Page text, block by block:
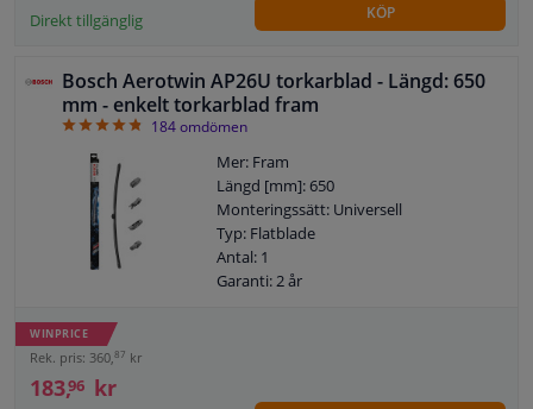
Direkt tillgänglig KÖP
Bosch Aerotwin AP26U torkarblad - Längd: 650
mm - enkelt torkarblad fram
4.88
184omdömen
Mer: Fram
Längd [mm]: 650
Monteringssätt: Universell
Typ: Flatblade
Antal: 1
Garanti: 2 år
WINPRICE
Rek. pris: 360,87 kr
183,96 kr